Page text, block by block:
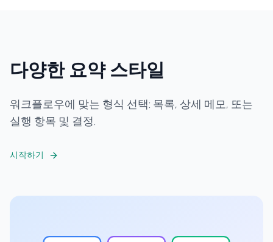
다양한 요약 스타일
워크플로우에 맞는 형식 선택: 목록, 상세 메모, 또는
실행 항목 및 결정.
시작하기